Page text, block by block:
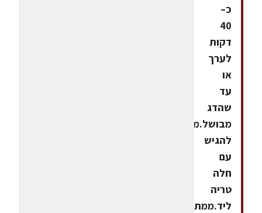
כ–
40
דקות
לערך
או
עד
שהדג
מבושל.מומלץ
להגיש
עם
חלה
טריה
ליד.ממתכוני